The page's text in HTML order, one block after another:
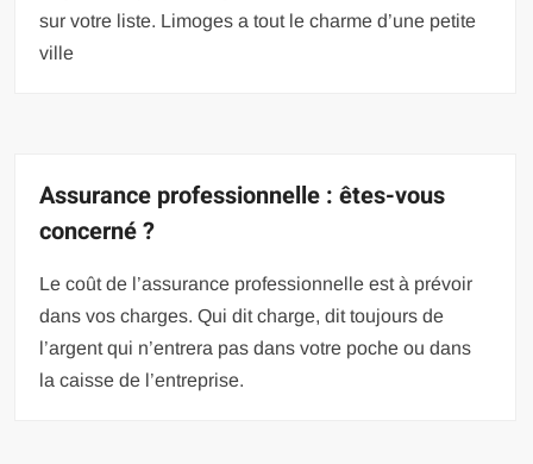
sur votre liste. Limoges a tout le charme d’une petite
ville
Assurance professionnelle : êtes-vous
concerné ?
Le coût de l’assurance professionnelle est à prévoir
dans vos charges. Qui dit charge, dit toujours de
l’argent qui n’entrera pas dans votre poche ou dans
la caisse de l’entreprise.